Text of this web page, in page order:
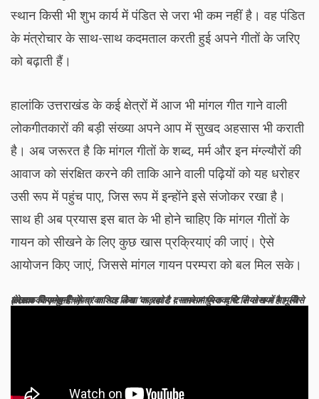
स्थान किसी भी शुभ कार्य में पंडित से जरा भी कम नहीं है। वह पंडित
के मंत्रोचार के साथ-साथ कदमताल करती हुई अपने गीतों के जरिए
को बढ़ाती हैं।
हालांकि उत्तराखंड के कई क्षेत्रों में आज भी मांगल गीत गाने वाली
लोकगीतकारों की बड़ी संख्या अपने आप में सुखद अहसास भी कराती
है। अब जरूरत है कि मांगल गीतों के शब्द, मर्म और इन मंग्ल्यौरों की
आवाज को संरक्षित करने की ताकि आने वाली पढ़ियों को यह धरोहर
उसी रूप में पहुंच पाए, जिस रूप में इन्होंने इसे संजोकर रखा है।
साथ ही अब प्रयास इस बात के भी होने चाहिए कि मांगल गीतों के
गायन को सीखने के लिए कुछ खास प्रक्रियाएं की जाएं। ऐसे
आयोजन किए जाएं, जिससे मांगल गायन परम्परा को बल मिल सके।
(लेखक ‘जगमोहन चोपता’ का यह लेख ‘कड़ाकोट दस्तावेज’ पुस्तक से लिया गया है। जिसे लेखक की अनुमति से प्रकाशित किया जा रहा है। समसामायिक दृष्टि से लेख में मामूली बदलाव किए गए हैं।)